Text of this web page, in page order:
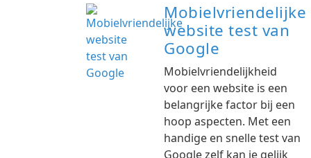
Mobielvriendelijke
website test van
Google
Mobielvriendelijkheid
voor een website is een
belangrijke factor bij een
hoop aspecten. Met een
handige en snelle test van
Google zelf kan je gelijk